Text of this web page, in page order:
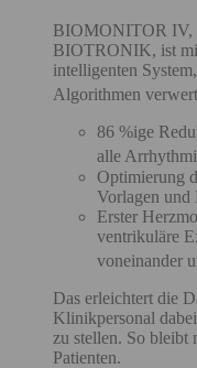
BIOMONITOR IV,
BIOTRONIK, ist
intelligenten
Algorithmen
86 %ige
alle
Optimierung
Vorlagen und
Erster
ventrikuläre
voneinander
Das erleichtert die
Klinikpersonal
zu stellen. So bleibt
Patienten.